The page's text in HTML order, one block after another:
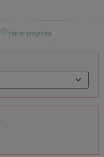
Hacer pregunta